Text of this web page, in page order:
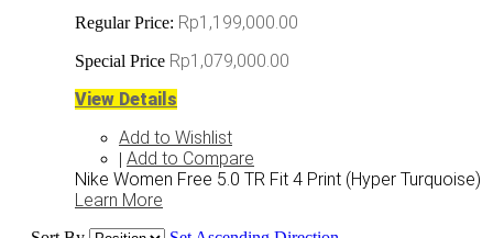
Regular Price: Rp1,199,000.00
Special Price Rp1,079,000.00
View Details
Add to Wishlist
| Add to Compare
Nike Women Free 5.0 TR Fit 4 Print (Hyper Turquoise)
Learn More